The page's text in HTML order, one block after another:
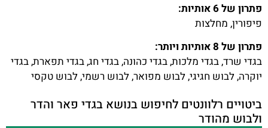
פתרון של 6 אותיות:
פיפורין, מחלצות
פתרון של 8 אותיות ויותר:
בגדי שרד, בגדי מלכות, בגדי כהונה, בגדי חג, בגדי תפארת, בגדי
יוקרה, לבוש חגיגי, לבוש מפואר, לבוש רשמי, לבוש טקסי
ביטויים רלוונטים לחיפוש בנושא בגדי פאר והדר
ולבוש מהודר